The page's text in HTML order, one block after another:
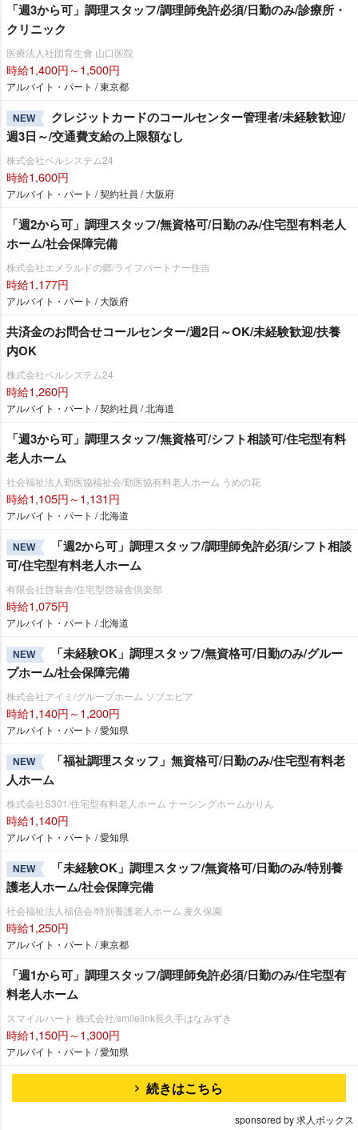
「週3から可」調理スタッフ/調理師免許必須/日勤のみ/診療所・
クリニック
医療法人社団育生會 山口医院
時給1,400円～1,500円
アルバイト・パート / 東京都
NEW
クレジットカードのコールセンター管理者/未経験歓迎/
週3日～/交通費支給の上限額なし
株式会社ベルシステム24
時給1,600円
アルバイト・パート / 契約社員 / 大阪府
「週2から可」調理スタッフ/無資格可/日勤のみ/住宅型有料老人
ホーム/社会保障完備
株式会社エメラルドの郷/ライフパートナー住吉
時給1,177円
アルバイト・パート / 大阪府
共済金のお問合せコールセンター/週2日～OK/未経験歓迎/扶養
内OK
株式会社ベルシステム24
時給1,260円
アルバイト・パート / 契約社員 / 北海道
「週3から可」調理スタッフ/無資格可/シフト相談可/住宅型有料
老人ホーム
社会福祉法人勤医協福祉会/勤医協有料老人ホーム うめの花
時給1,105円～1,131円
アルバイト・パート / 北海道
NEW
「週2から可」調理スタッフ/調理師免許必須/シフト相談
可/住宅型有料老人ホーム
有限会社啓翁舎/住宅型啓翁舎倶楽部
時給1,075円
アルバイト・パート / 北海道
NEW
「未経験OK」調理スタッフ/無資格可/日勤のみ/グルー
プホーム/社会保障完備
株式会社アイミ/グループホーム ソブエピア
時給1,140円～1,200円
アルバイト・パート / 愛知県
NEW
「福祉調理スタッフ」無資格可/日勤のみ/住宅型有料老
人ホーム
株式会社S301/住宅型有料老人ホーム ナーシングホームかりん
時給1,140円
アルバイト・パート / 愛知県
NEW
「未経験OK」調理スタッフ/無資格可/日勤のみ/特別養
護老人ホーム/社会保障完備
社会福祉法人福信会/特別養護老人ホーム 麦久保園
時給1,250円
アルバイト・パート / 東京都
「週1から可」調理スタッフ/調理師免許必須/日勤のみ/住宅型有
料老人ホーム
スマイルハート 株式会社/smilelink長久手はなみずき
時給1,150円～1,300円
アルバイト・パート / 愛知県
続きはこちら
sponsored by 求人ボックス